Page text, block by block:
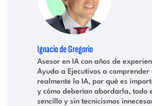
Ignacio de Gregorio
Asesor en IA con años de
Ayuda a Ejecutivos a comprender
realmente la IA, por qué es
y cómo deberían abordarla, todo
sencillo y sin tecnicismos